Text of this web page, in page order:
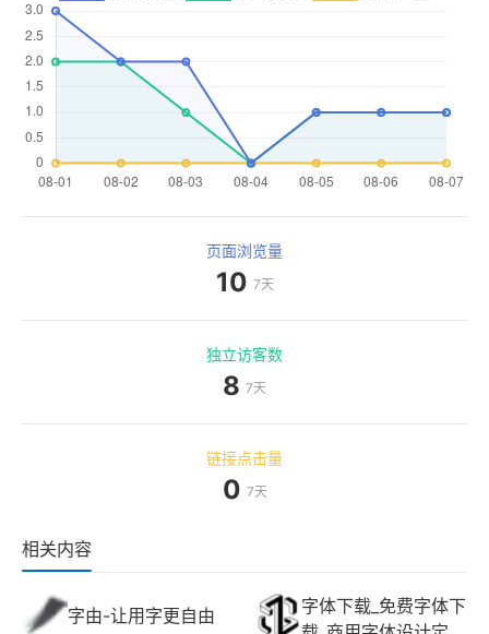
页面浏览量
10 7天
独立访客数
8 7天
链接点击量
0 7天
相关内容
字由-让用字更自由
字体下载_免费字体下